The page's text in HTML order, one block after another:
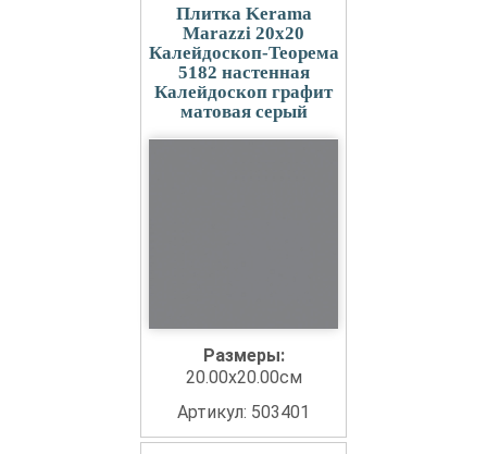
Плитка Kerama
Marazzi 20x20
Калейдоскоп-Теорема
5182 настенная
Калейдоскоп графит
матовая серый
Размеры:
20.00x20.00см
Артикул: 503401